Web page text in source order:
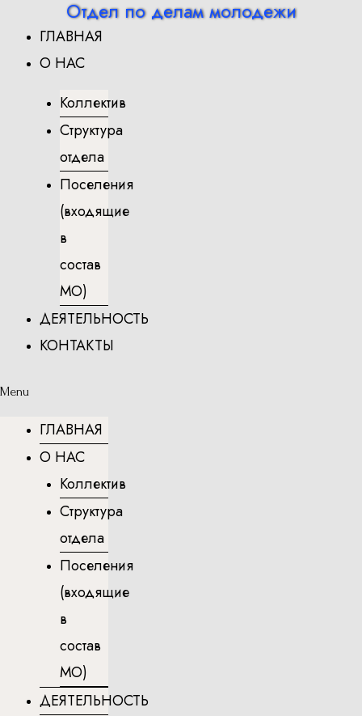
содержимому
Отдел по делам молодежи
ГЛАВНАЯ
О НАС
Коллектив
Структура
отдела
Поселения
(входящие
в
состав
МО)
ДЕЯТЕЛЬНОСТЬ
КОНТАКТЫ
Menu
ГЛАВНАЯ
О НАС
Коллектив
Структура
отдела
Поселения
(входящие
в
состав
МО)
ДЕЯТЕЛЬНОСТЬ